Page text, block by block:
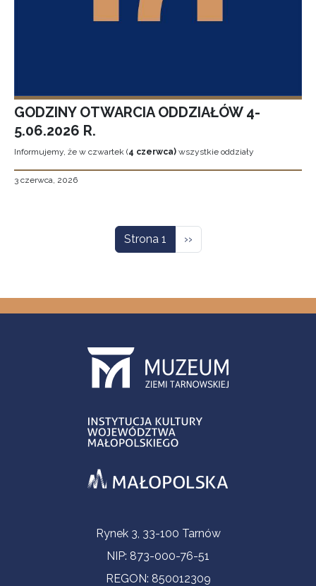
GODZINY OTWARCIA ODDZIAŁÓW 4-
5.06.2026 R.
Informujemy, że w czwartek (4 czerwca) wszystkie oddziały
3 czerwca, 2026
Strona 1 Następna strona
››
Informacje kontaktoweRynek 3, 33-100 Tarnów
NIP: 873-000-76-51
REGON: 850012309